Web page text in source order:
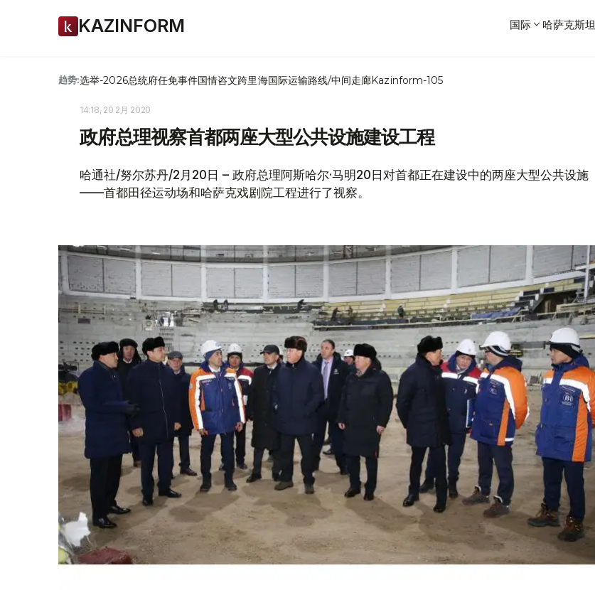
KAZINFORM 国际 哈萨克斯坦
趋势:选举-2026总统府任免事件国情咨文跨里海国际运输路线/中间走廊Kazinform-105
14:18, 20 2月 2020
政府总理视察首都两座大型公共设施建设工程
哈通社/努尔苏丹/2月20日 – 政府总理阿斯哈尔·马明20日对首都正在建设中的两座大型公共设施
——首都田径运动场和哈萨克戏剧院工程进行了视察。